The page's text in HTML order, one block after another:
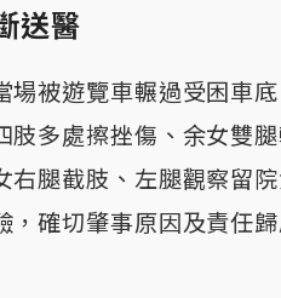
送醫
場被遊覽車輾過受困車
肢多處擦挫傷、余女雙
右腿截肢、左腿觀察留
，確切肇事原因及責任